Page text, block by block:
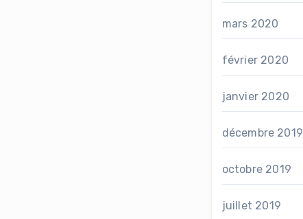
mars 2020
février 2020
janvier 2020
décembre 2019
octobre 2019
juillet 2019